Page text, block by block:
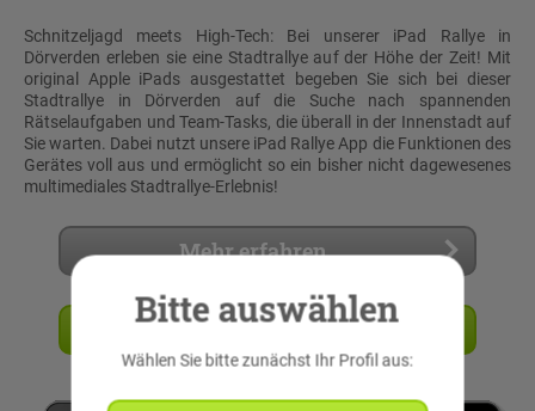
Schnitzeljagd meets High-Tech: Bei unserer iPad Rallye in
Dörverden erleben sie eine Stadtrallye auf der Höhe der Zeit! Mit
original Apple iPads ausgestattet begeben Sie sich bei dieser
Stadtrallye in Dörverden auf die Suche nach spannenden
Rätselaufgaben und Team-Tasks, die überall in der Innenstadt auf
Sie warten. Dabei nutzt unsere iPad Rallye App die Funktionen des
Gerätes voll aus und ermöglicht so ein bisher nicht dagewesenes
multimediales Stadtrallye-Erlebnis!
Mehr erfahren
Angebot anfordern
Bitte auswählen
Wählen Sie bitte zunächst Ihr Profil aus: